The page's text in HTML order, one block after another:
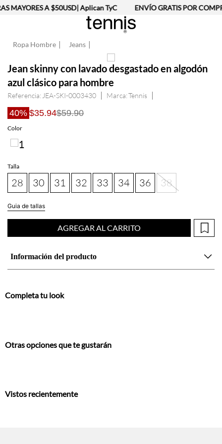
A $50USD| Aplican TyC ENVÍO GRATIS POR
Ropa Hombre Jeans
Jean skinny con lavado desgastado en algodón
azul clásico para hombre
Referencia: JEA-SKI-0003430 Tennis
40% $35.94$59.90
Color
Talla
28 30 31 32 33 34 36 38
Guia de tallas
AGREGAR AL CARRITO
Información del producto
Completa tu look
Otras opciones que te gustarán
Vistos recientemente